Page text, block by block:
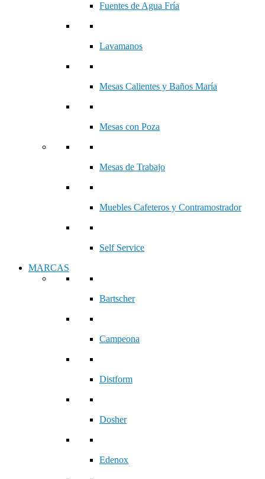
Fuentes de Agua Fría
Lavamanos
Mesas Calientes y Baños María
Mesas con Poza
Mesas de Trabajo
Muebles Cafeteros y Contramostrador
Self Service
MARCAS
Bartscher
Campeona
Distform
Dosher
Edenox